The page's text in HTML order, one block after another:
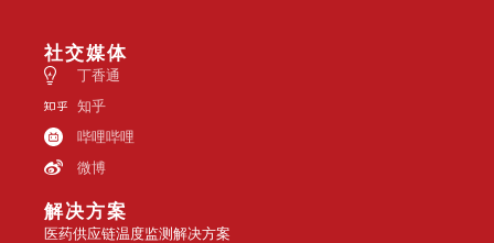
社交媒体
丁香通
知乎
哔哩哔哩
微博
解决方案
医药供应链温度监测解决方案